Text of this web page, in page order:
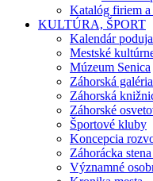
Katalóg firiem a
KULTÚRA, ŠPORT
Kalendár
Mestské
Múzeum Senica
Záhorská
Záhorská
Záhorské
Športové kluby
Koncepcia
Záhorácka
Významné